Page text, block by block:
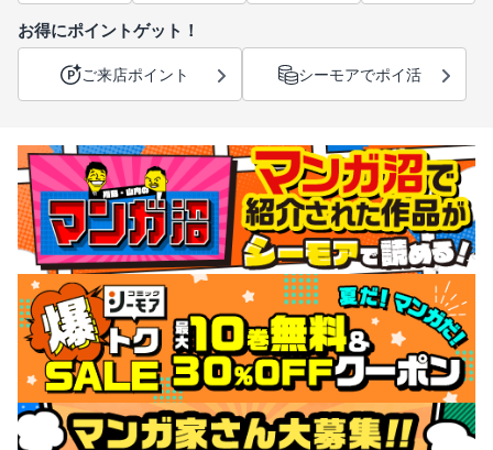
お得にポイントゲット！
ご来店ポイント シーモアでポイ活